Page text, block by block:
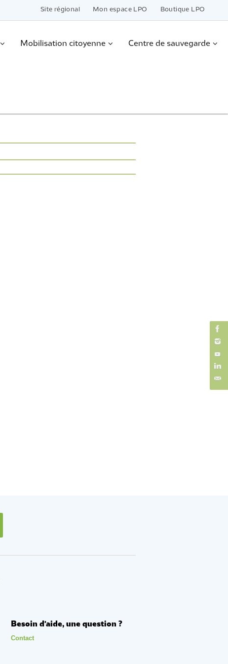
Site régional Mon espace LPO Boutique LPO
Mobilisation citoyenne Centre de sauvegarde
Besoin d'aide, une question ?
Contact